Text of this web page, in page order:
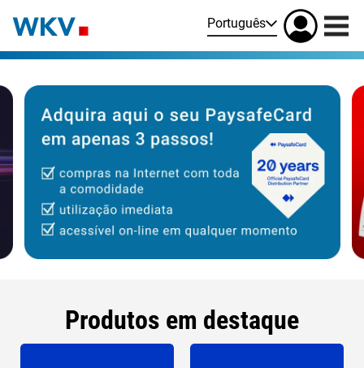
Português
Produtos em destaque